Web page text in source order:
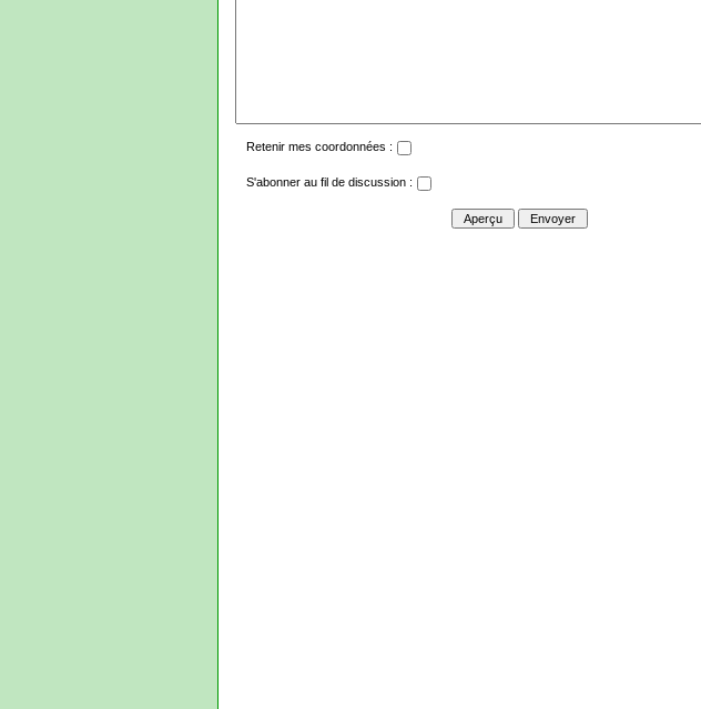
Retenir mes coordonnées :
S'abonner au fil de discussion :